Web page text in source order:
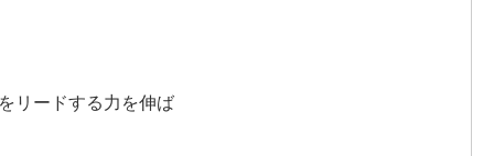
リードする力を伸ば